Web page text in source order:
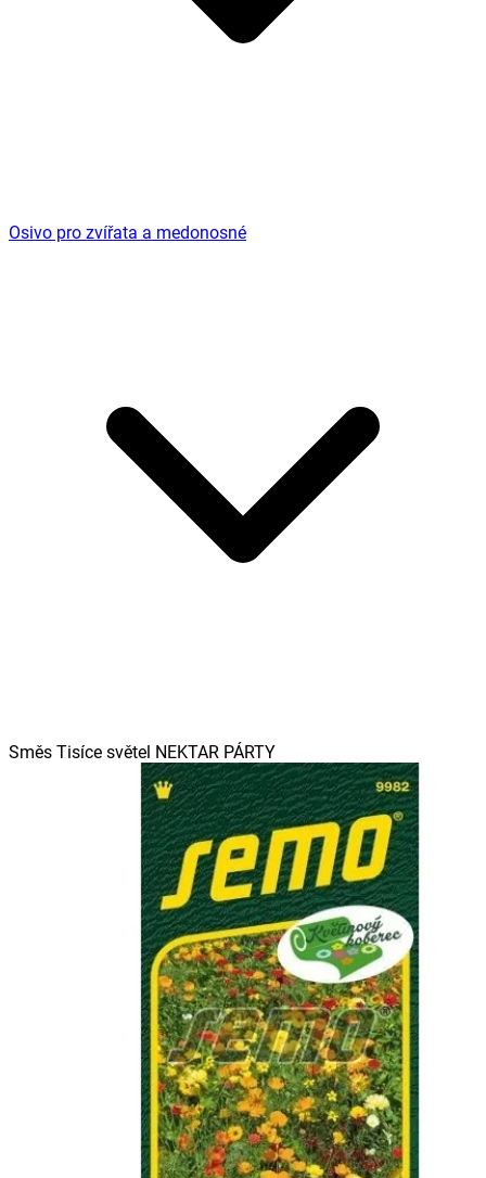
Osivo pro zvířata a medonosné
Směs Tisíce světel NEKTAR PÁRTY